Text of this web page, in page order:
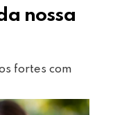
nossa
fortes com